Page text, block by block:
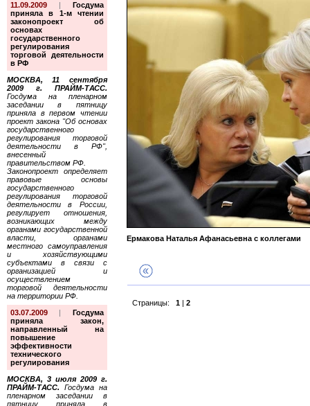
11.09.2009 | Госдума
приняла в 1-м чтении
законопроект об
основах
государственного
регулирования
торговой деятельности
в РФ
МОСКВА, 11 сентября
2009 г. ПРАЙМ-ТАСС.
Госдума на пленарном
заседании в пятницу
приняла в первом чтении
проект закона "Об основах
государственного
регулирования торговой
деятельности в РФ",
внесенный
правительством РФ.
Законопроект определяет
правовые основы
государственного
регулирования торговой
деятельности в России,
регулирует отношения,
возникающих между
органами государственной
власти, органами
местного самоуправления
и хозяйствующими
субъектами в связи с
организацией и
осуществлением
торговой деятельности
на территории РФ.
03.07.2009 | Госдума
приняла закон,
направленный на
повышение
эффективности
технического
регулирования
МОСКВА, 3 июля 2009 г.
ПРАЙМ-ТАСС. Госдума на
пленарном заседании в
пятницу приняла в
Ермакова Наталья Афанасьевна с коллегами
Страницы: 1 | 2